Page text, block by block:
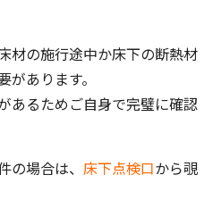
材の施行途中か床下の断熱材
があります。
あるためご自身で完璧に確認
の場合は、 床下点検口から覗